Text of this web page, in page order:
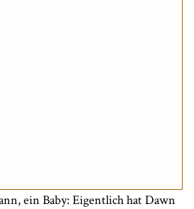
ein Baby: Eigentlich hat Dawn